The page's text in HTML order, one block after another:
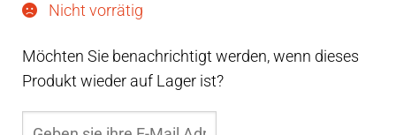
Nicht vorrätig
Möchten Sie benachrichtigt werden, wenn dieses
Produkt wieder auf Lager ist?